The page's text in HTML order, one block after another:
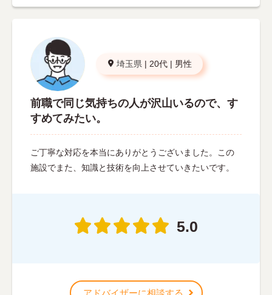
埼玉県 | 20代 | 男性
前職で同じ気持ちの人が沢山いるので、す
すめてみたい。
ご丁寧な対応を本当にありがとうございました。この
施設でまた、知識と技術を向上させていきたいです。
5.0
アドバイザーに相談する